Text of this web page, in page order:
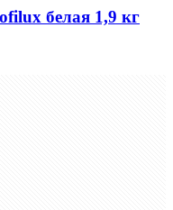
белая 1,9 кг